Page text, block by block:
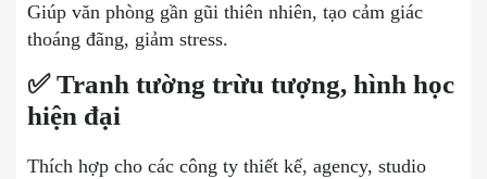
Giúp văn phòng gần gũi thiên nhiên, tạo cảm giác
thoáng đãng, giảm stress.
✅ Tranh tường trừu tượng, hình học
hiện đại
Thích hợp cho các công ty thiết kế, agency, studio